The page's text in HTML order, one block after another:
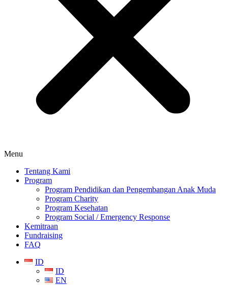
Menu
Tentang Kami
Program
Program Pendidikan dan Pengembangan Anak Muda
Program Charity
Program Kesehatan
Program Social / Emergency Response
Kemitraan
Fundraising
FAQ
ID
ID
EN